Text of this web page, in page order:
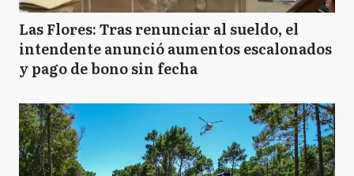
Las Flores: Tras renunciar al sueldo, el
intendente anunció aumentos escalonados
y pago de bono sin fecha